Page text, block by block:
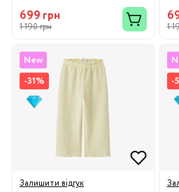
699 грн
1 190 грн 1
New
-31%
Залишити відгук
-